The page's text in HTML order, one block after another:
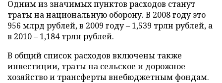
Одним из значимых пунктов расходов станут
траты на национальную оборону. В 2008 году это
956 млрд рублей, в 2009 году – 1,539 трлн рублей, а
в 2010 – 1,184 трлн рублей.
В общий список расходов включены также
инвестиции, траты на сельское и дорожное
хозяйство и трансферты внебюджетным фондам.